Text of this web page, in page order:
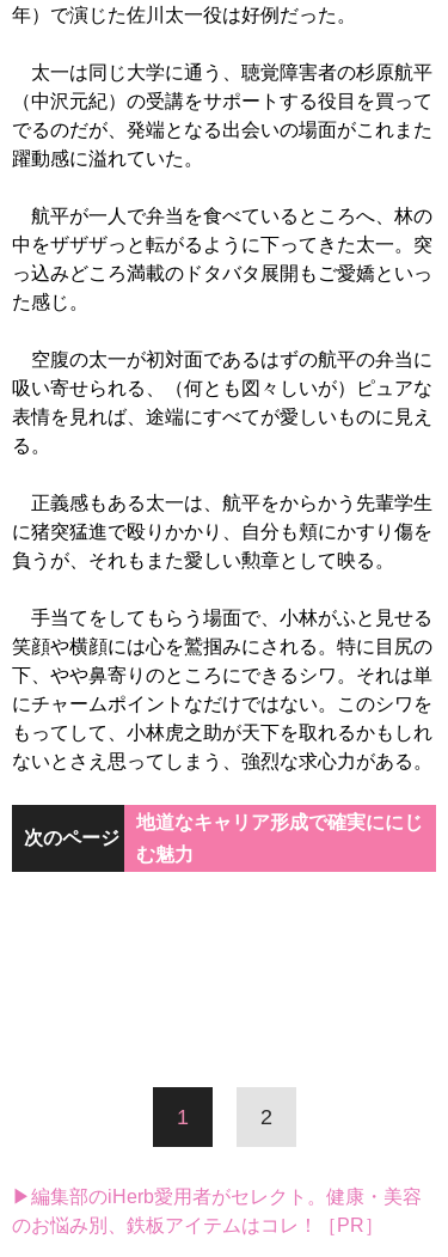
年）で演じた佐川太一役は好例だった。
太一は同じ大学に通う、聴覚障害者の杉原航平
（中沢元紀）の受講をサポートする役目を買って
でるのだが、発端となる出会いの場面がこれまた
躍動感に溢れていた。
航平が一人で弁当を食べているところへ、林の
中をザザザっと転がるように下ってきた太一。突
っ込みどころ満載のドタバタ展開もご愛嬌といっ
た感じ。
空腹の太一が初対面であるはずの航平の弁当に
吸い寄せられる、（何とも図々しいが）ピュアな
表情を見れば、途端にすべてが愛しいものに見え
る。
正義感もある太一は、航平をからかう先輩学生
に猪突猛進で殴りかかり、自分も頬にかすり傷を
負うが、それもまた愛しい勲章として映る。
手当てをしてもらう場面で、小林がふと見せる
笑顔や横顔には心を鷲掴みにされる。特に目尻の
下、やや鼻寄りのところにできるシワ。それは単
にチャームポイントなだけではない。このシワを
もってして、小林虎之助が天下を取れるかもしれ
ないとさえ思ってしまう、強烈な求心力がある。
次のページ
地道なキャリア形成で確実ににじ
む魅力
1 2
▶編集部のiHerb愛用者がセレクト。健康・美容
のお悩み別、鉄板アイテムはコレ！［PR］